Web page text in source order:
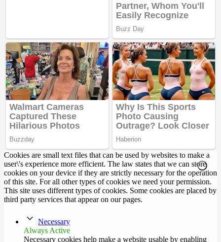
Cookies are small text files that can be used by websites to make a
user\'s experience more efficient. The law states that we can store
cookies on your device if they are strictly necessary for the operation
of this site. For all other types of cookies we need your permission.
This site uses different types of cookies. Some cookies are placed by
third party services that appear on our pages.
Necessary
Always Active
Necessary cookies help make a website usable by enabling